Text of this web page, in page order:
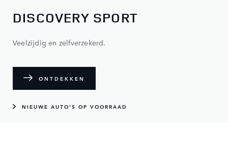
DISCOVERY SPORT
Veelzijdig en zelfverzekerd.
ONTDEKKEN
NIEUWE AUTO’S OP VOORRAAD